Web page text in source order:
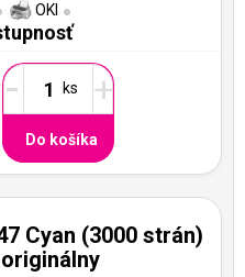
OKI
- +
Do košíka
Cyan (3000 strán)